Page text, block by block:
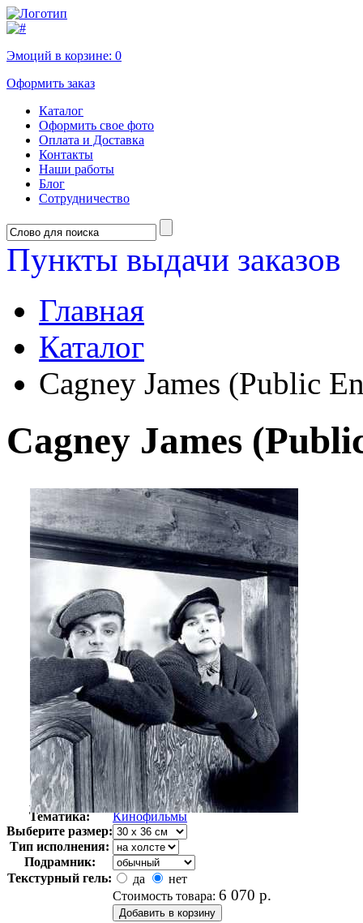
Эмоций в корзине: 0
Оформить заказ
Каталог
Оформить свое фото
Оплата и Доставка
Контакты
Наши работы
Блог
Сотрудничество
Пункты выдачи заказов
Главная
Каталог
Cagney James (Public
Cagney James
Автор:
Неизвестно
Арт-стиль
Ретро-Фотографии
Тематика:
Кинофильмы
Выберите размер:
Тип исполнения:
Подрамник:
Текстурный гель:
да
нет
Стоимость товара: 6 070 р.